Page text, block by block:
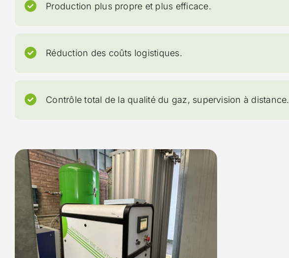
Production plus propre et plus efficace.
Réduction des coûts logistiques.
Contrôle total de la qualité du gaz, supervision à distance.